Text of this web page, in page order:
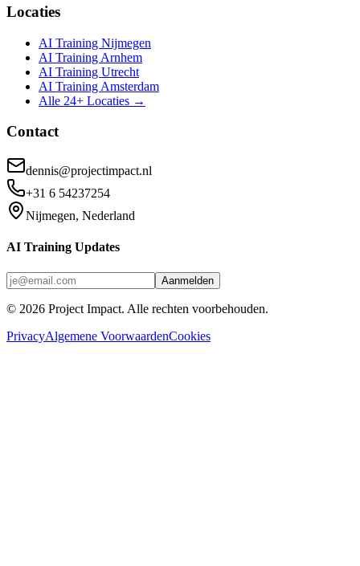
Locaties
AI Training Nijmegen
AI Training Arnhem
AI Training Utrecht
AI Training Amsterdam
Alle 24+ Locaties →
Contact
dennis@projectimpact.nl
+31 6 54237254
Nijmegen, Nederland
AI Training Updates
Aanmelden
© 2026 Project Impact. Alle rechten voorbehouden.
PrivacyAlgemene VoorwaardenCookies